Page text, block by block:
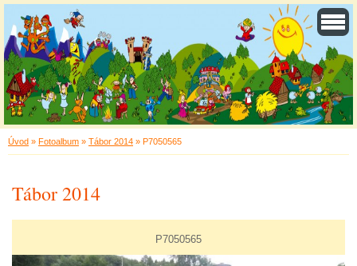
Úvod » Fotoalbum » Tábor 2014 » P7050565
Tábor 2014
P7050565